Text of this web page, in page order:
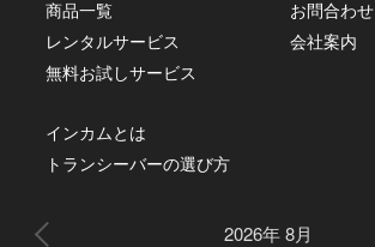
商品一覧
レンタルサービス
無料お試しサービス
お問合わせ
会社案内
インカムとは
トランシーバーの選び方
2026年 8月